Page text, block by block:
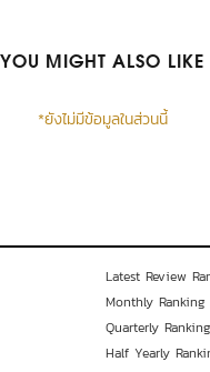
YOU MIGHT ALSO LIKE
*ยังไม่มีข้อมูลในส่วนนี้
Latest Review
Monthly Ranking
Quarterly Ranking
Half Yearly